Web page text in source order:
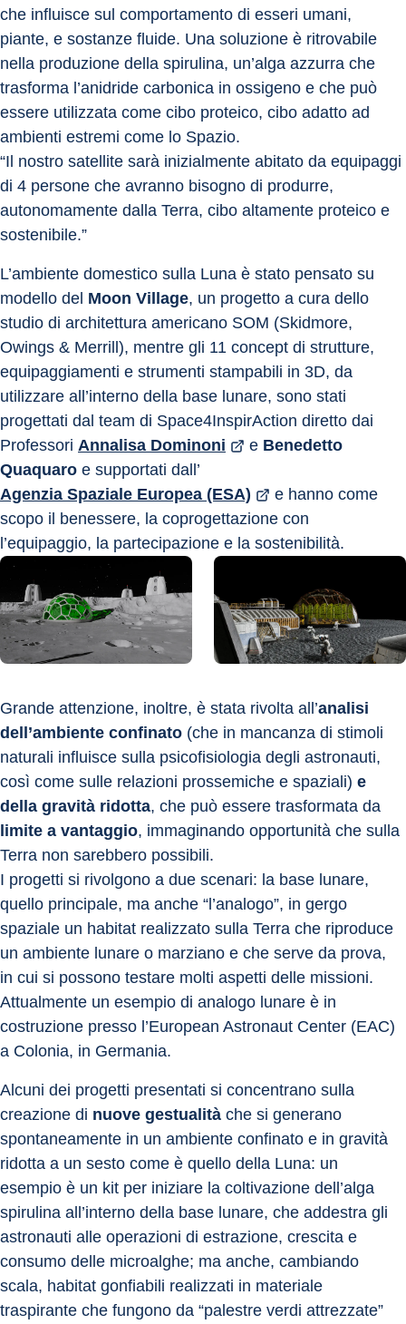
che influisce sul comportamento di esseri umani,
piante, e sostanze fluide. Una soluzione è ritrovabile
nella produzione della spirulina, un’alga azzurra che
trasforma l’anidride carbonica in ossigeno e che può
essere utilizzata come cibo proteico, cibo adatto ad
ambienti estremi come lo Spazio.
“Il nostro satellite sarà inizialmente abitato da equipaggi
di 4 persone che avranno bisogno di produrre,
autonomamente dalla Terra, cibo altamente proteico e
sostenibile.”
L’ambiente domestico sulla Luna è stato pensato su
modello del Moon Village, un progetto a cura dello
studio di architettura americano SOM (Skidmore,
Owings & Merrill), mentre gli 11 concept di strutture,
equipaggiamenti e strumenti stampabili in 3D, da
utilizzare all’interno della base lunare, sono stati
progettati dal team di Space4InspirAction diretto dai
Professori Annalisa Dominoni e Benedetto
Quaquaro e supportati dall’
Agenzia Spaziale Europea (ESA)
e hanno come
scopo il benessere, la coprogettazione con
l’equipaggio, la partecipazione e la sostenibilità.
Grande attenzione, inoltre, è stata rivolta all’analisi
dell’ambiente confinato (che in mancanza di stimoli
naturali influisce sulla psicofisiologia degli astronauti,
così come sulle relazioni prossemiche e spaziali) e
della gravità ridotta, che può essere trasformata da
limite a vantaggio, immaginando opportunità che sulla
Terra non sarebbero possibili.
I progetti si rivolgono a due scenari: la base lunare,
quello principale, ma anche “l’analogo”, in gergo
spaziale un habitat realizzato sulla Terra che riproduce
un ambiente lunare o marziano e che serve da prova,
in cui si possono testare molti aspetti delle missioni.
Attualmente un esempio di analogo lunare è in
costruzione presso l’European Astronaut Center (EAC)
a Colonia, in Germania.
Alcuni dei progetti presentati si concentrano sulla
creazione di nuove gestualità che si generano
spontaneamente in un ambiente confinato e in gravità
ridotta a un sesto come è quello della Luna: un
esempio è un kit per iniziare la coltivazione dell’alga
spirulina all’interno della base lunare, che addestra gli
astronauti alle operazioni di estrazione, crescita e
consumo delle microalghe; ma anche, cambiando
scala, habitat gonfiabili realizzati in materiale
traspirante che fungono da “palestre verdi attrezzate”